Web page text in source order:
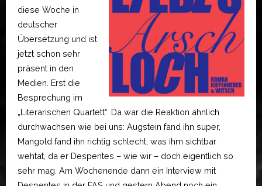
diese Woche in
deutscher
Übersetzung und ist
jetzt schon sehr
präsent in den
Medien. Erst die
Besprechung im
„Literarischen Quartett“. Da war die Reaktion ähnlich
durchwachsen wie bei uns: Augstein fand ihn super,
Mangold fand ihn richtig schlecht, was ihm sichtbar
wehtat, da er Despentes – wie wir – doch eigentlich so
sehr mag. Am Wochenende dann ein Interview mit